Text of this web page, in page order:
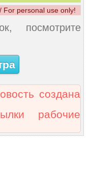
For personal use only!
посмотрите
создана
рабочие